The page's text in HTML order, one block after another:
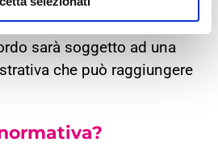
con pneumatici estivi
sarà soggetto ad una
che può raggiungere